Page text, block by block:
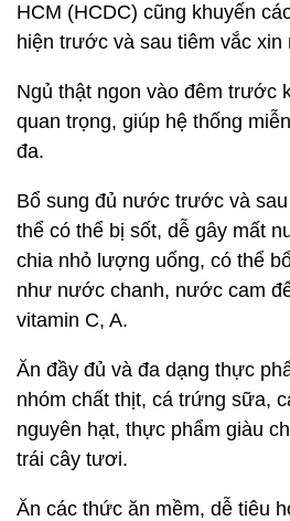
HCM (HCDC) cũng khuyến
hiện trước và sau tiêm vắc xin
Ngủ thật ngon vào đêm trước
quan trọng, giúp hệ thống
đa.
Bổ sung đủ nước trước và
thể có thể bị sốt, dễ gây mất
chia nhỏ lượng uống, có thể
như nước chanh, nước cam
vitamin C, A.
Ăn đầy đủ và đa dạng thực
nhóm chất thịt, cá trứng sữa,
nguyên hạt, thực phẩm giàu
trái cây tươi.
Ăn các thức ăn mềm, dễ tiêu